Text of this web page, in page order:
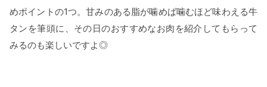
めポイントの1つ。甘みのある脂が噛めば噛むほど味わえる牛
タンを筆頭に、その日のおすすめなお肉を紹介してもらって
みるのも楽しいですよ◎